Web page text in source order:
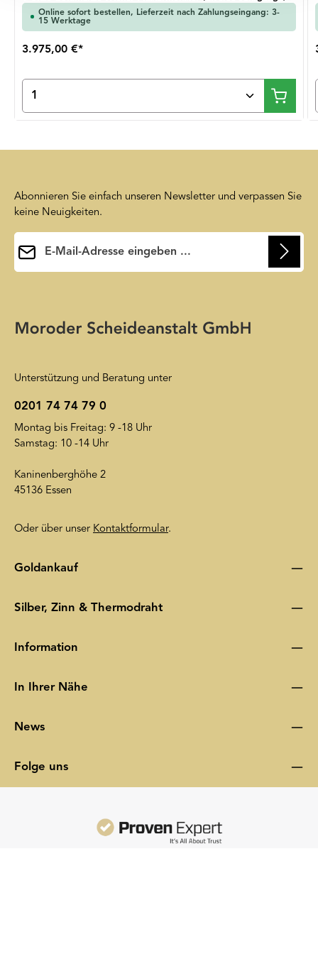
Online sofort bestellen, Lieferzeit nach Zahlungseingang: 3-
15 Werktage
3.975,00 €*
Produkt Anzahl: Gib den gewünschten Wert ein
Abonnieren Sie einfach unseren Newsletter und verpassen Sie
keine Neuigkeiten.
Datenschutzerklärung wird insoweit verwiesen.
Unterstützung und Beratung unter
0201 74 74 79 0
Montag bis Freitag: 9 -18 Uhr
Samstag: 10 -14 Uhr
Kaninenberghöhe 2
45136 Essen
Oder über unser Kontaktformular.
Goldankauf
Silber, Zinn & Thermodraht
Information
In Ihrer Nähe
News
Folge uns